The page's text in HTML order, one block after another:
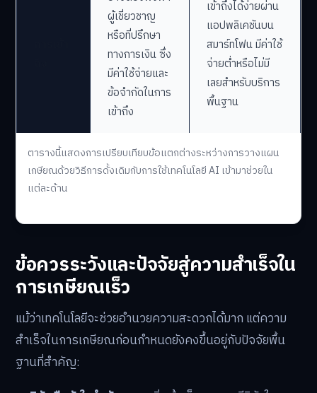
ตารางนี้แสดงการเปรียบเทียบข้อแตกต่างระหว่างการวางแผน
เกษียณด้วยวิธีการดั้งเดิมกับการใช้เทคโนโลยี AI เข้ามาช่วยใน
แต่ละด้าน
ผู้เชี่ยวชาญ
หรือที่ปรึกษา
ทางการเงิน ซึ่ง
มีค่าใช้จ่ายและ
ข้อจำกัดในการ
เข้าถึง
เข้าถึงได้ง่ายผ่าน
แอปพลิเคชันบน
สมาร์ทโฟน มีค่าใช้
จ่ายต่ำหรือไม่มี
เลยสำหรับบริการ
พื้นฐาน
ข้อควรระวังและปัจจัยสู่ความสำเร็จใน
การเกษียณเร็ว
แม้ว่าเทคโนโลยีจะช่วยอำนวยความสะดวกได้มาก แต่ความ
สำเร็จในการเกษียณก่อนกำหนดยังคงขึ้นอยู่กับปัจจัยพื้น
ฐานที่สำคัญ: